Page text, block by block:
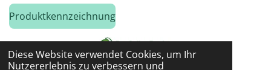
Diese Website verwendet Cookies, um Ihr
Nutzererlebnis zu verbessern und
Produktkennzeichnung